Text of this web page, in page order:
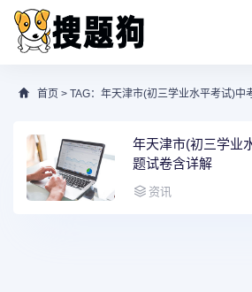
首页 > TAG：年天津市(初三学业水平考试)中
年天津市(初三学业
题试卷含详解
资讯